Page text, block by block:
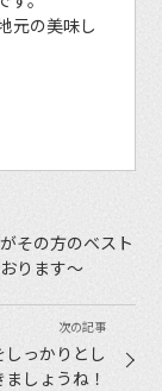
元の美味し
その方のベスト
ります〜
っかりとし
しょうね！